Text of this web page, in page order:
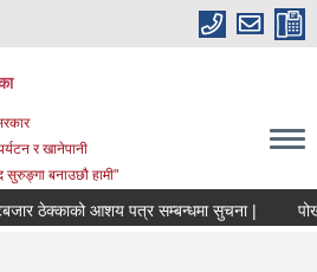
र खानेपानी
बनाउछौ हामी"
ठेक्काको आशय पत्र सम्बन्धमा सुचना |